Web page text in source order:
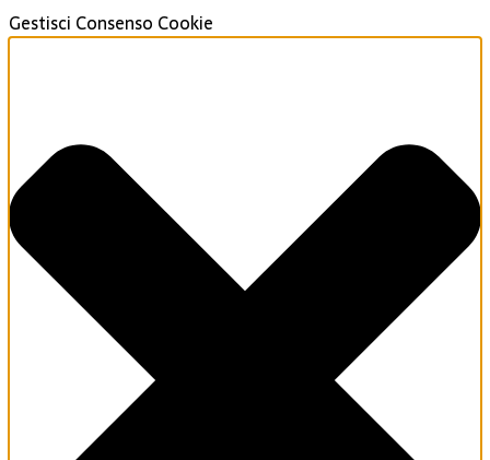
Gestisci Consenso Cookie